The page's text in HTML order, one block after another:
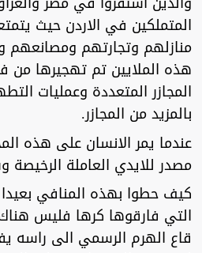
المتملكين في الاردن حيث
منازلهم وتجارتهم ومصانعهم
هذه الملايين تم تهجيرها
المجازر المتعددة وعمليات
بالمزيد من المجازر.
عندما يمر الانسان على هذه
مصدر للايدي العاملة
كيف حطوا بهذه المنافي
التي فارقوها كرها فليس
قاع الهرم الرسمي الى راسه